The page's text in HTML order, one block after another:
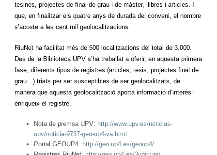
tesines, projectes de final de grau i de màster, llibres i articles. I
que, en finalitzar els quatre anys de durada del conveni, el nombre
s’acoste a les cent mil geolocalitzacions.
RiuNet ha facilitat més de 500 localitzacions del total de 3.000.
Des de la Biblioteca UPV s’ha treballat a oferir, en aquesta primera
fase, diferents tipus de registres (articles, tesis, projectes final de
grau…) triats per ser susceptibles de ser geolocalitzats, de
manera que aquesta geolocalització aporta informació d’interès i
enriqueix el registre.
Nota de premsa UPV: http://www.upv.es/noticias-
upv/noticia-9737-geo-up4-va.html
Portal:GEOUP4: http://geo.up4.es/geoup4/